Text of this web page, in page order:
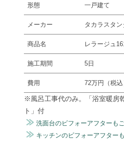
形態 一戸建て
メーカー タカラスタン
商品名 レラージュ
施工期間 5日
費用 72万円（税込
※風呂工事代のみ。「浴室暖房
ト」付
洗面台のビフォーアフターも
キッチンのビフォーアフター